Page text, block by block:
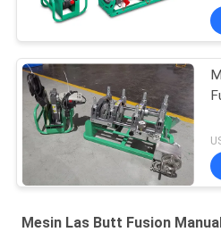
Mesin Las Butt Fusion